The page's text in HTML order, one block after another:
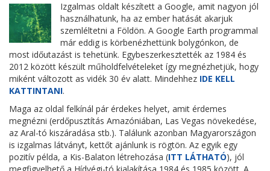
Izgalmas oldalt készített a Google, amit nagyon jól
használhatunk, ha az ember hatását akarjuk
szemléltetni a Földön. A Google Earth programmal
már eddig is körbenézhettünk bolygónkon, de
most időutazást is tehetünk. Egybeszerkesztették az 1984 és
2012 között készült műholdfelvételeket így megnézhetjük, hogy
miként változott as vidék 30 év alatt. Mindehhez IDE KELL
KATTINTANI.
Maga az oldal felkínál pár érdekes helyet, amit érdemes
megnézni (erdőpusztítás Amazóniában, Las Vegas növekedése,
az Aral-tó kiszáradása stb.). Találunk azonban Magyarországon
is izgalmas látványt, kettőt ajánlunk is rögtön. Az egyik egy
pozitív példa, a Kis-Balaton létrehozása (ITT LÁTHATÓ), jól